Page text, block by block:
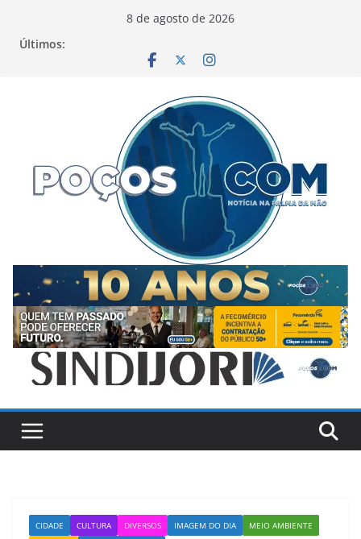
8 de agosto de 2026
Últimos:
CIDADE CULTURA DIVERSOS IMAGEM DO DIA
MEIO AMBIENTE